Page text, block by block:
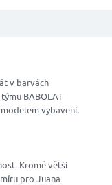
v barvách
BABOLAT
vybavení.
Kromě větší
pro Juana